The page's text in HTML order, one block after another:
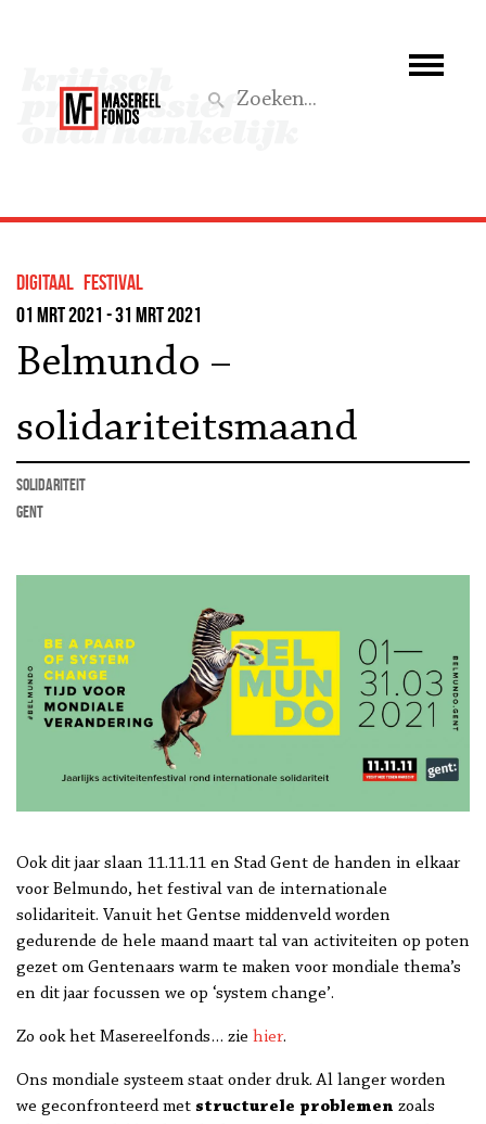
Wat we doen
Steun ons
Digitaal festival
01 mrt 2021 - 31 mrt 2021
Belmundo –
solidariteitsmaand
solidariteit
Gent
Ook dit jaar slaan 11.11.11 en Stad Gent de handen in elkaar
voor Belmundo, het festival van de internationale
solidariteit. Vanuit het Gentse middenveld worden
gedurende de hele maand maart tal van activiteiten op poten
gezet om Gentenaars warm te maken voor mondiale thema’s
en dit jaar focussen we op ‘system change’.
Zo ook het Masereelfonds… zie hier.
Ons mondiale systeem staat onder druk. Al langer worden
we geconfronteerd met structurele problemen zoals